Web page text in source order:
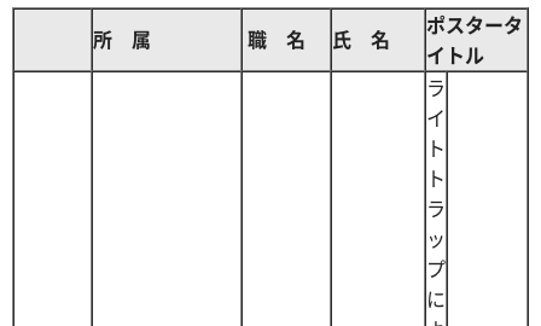
所 属 職 名 氏 名
ポスタータ
イトル
ラ
イ
ト
ト
ラ
ッ
プ
に